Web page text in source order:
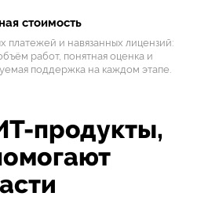
стоимость
платежей и навязанных лицензий:
работ, понятная оценка и
поддержка на каждом этапе.
продукты,